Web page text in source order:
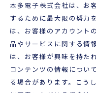
本多電子株式会社は、お
するために最大限の努力
は、お客様のアカウント
品やサービスに関する情
は、お客様が興味を持た
コンテンツの情報につい
る場合があります。こう